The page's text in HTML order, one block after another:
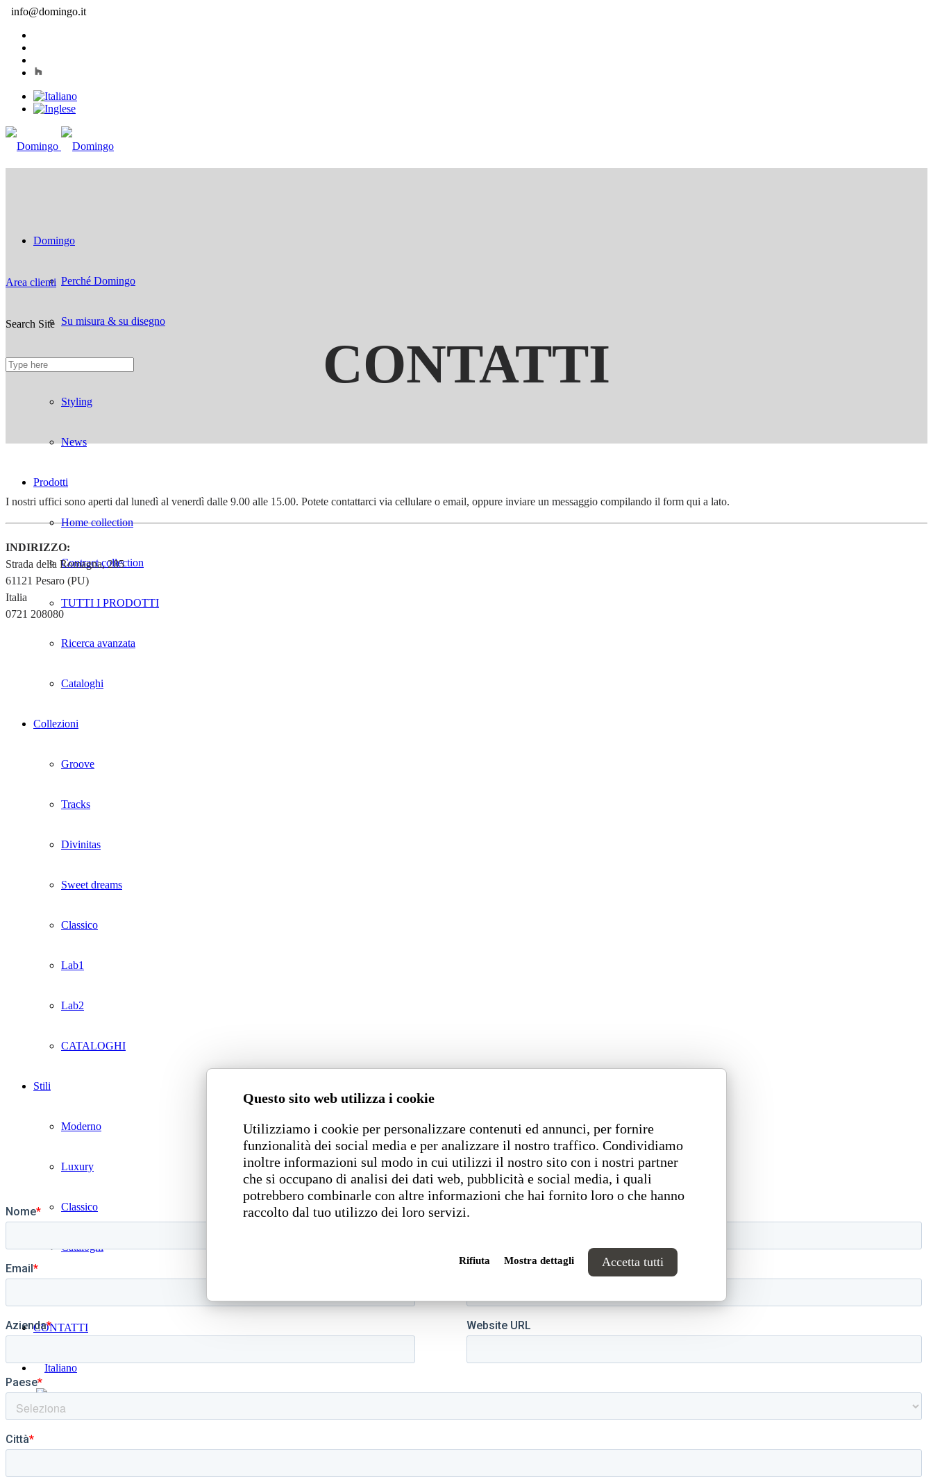
Questo sito web utilizza i cookie
Utilizziamo i cookie per personalizzare contenuti ed annunci, per fornire
funzionalità dei social media e per analizzare il nostro traffico. Condividiamo
inoltre informazioni sul modo in cui utilizzi il nostro sito con i nostri partner
che si occupano di analisi dei dati web, pubblicità e social media, i quali
potrebbero combinarle con altre informazioni che hai fornito loro o che hanno
raccolto dal tuo utilizzo dei loro servizi.
Rifiuta Mostra dettagli Accetta tutti
info@domingo.it
Domingo
Perché Domingo
Su misura & su disegno
Divani ignifughi
Styling
News
Prodotti
Home collection
Contract collection
TUTTI I PRODOTTI
Ricerca avanzata
Cataloghi
Collezioni
Groove
Tracks
Divinitas
Sweet dreams
Classico
Lab1
Lab2
CATALOGHI
Stili
Moderno
Luxury
Classico
Cataloghi
CONTATTI
Area clienti
Search Site
CONTATTI
I nostri uffici sono aperti dal lunedì al venerdì dalle 9.00 alle 15.00. Potete contattarci via cellulare o email, oppure inviare un messaggio compilando il form qui a lato.
INDIRIZZO:
Strada della Romagna, 285
61121 Pesaro (PU)
Italia
0721 208080